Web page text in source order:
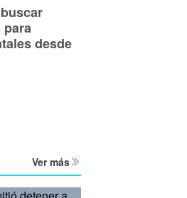
para
desde
Ver más